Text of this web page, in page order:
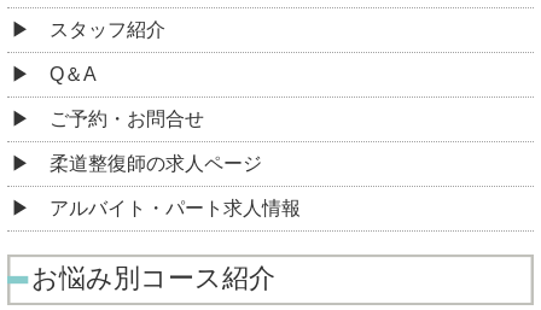
スタッフ紹介
Q＆A
ご予約・お問合せ
柔道整復師の求人ページ
アルバイト・パート求人情報
お悩み別コース紹介